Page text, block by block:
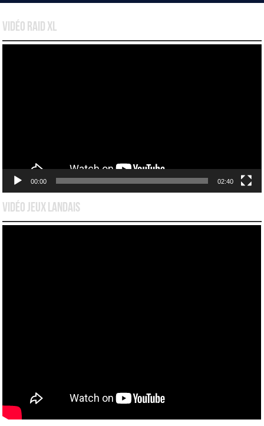
Vidéo Raid XL
00:00 02:40
Vidéo Jeux Landais